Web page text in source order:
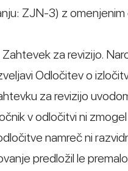
ZJN-3) z
za revizijo.
Odločitev o
za revizijo
v odločitvi ni
namreč ni
predložil le